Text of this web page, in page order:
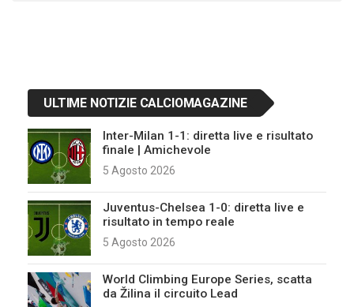
ULTIME NOTIZIE CALCIOMAGAZINE
Inter-Milan 1-1: diretta live e risultato
finale | Amichevole
5 Agosto 2026
Juventus-Chelsea 1-0: diretta live e
risultato in tempo reale
5 Agosto 2026
World Climbing Europe Series, scatta
da Žilina il circuito Lead